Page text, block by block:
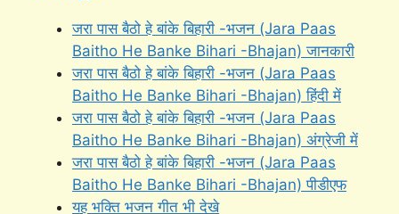
जरा पास बैठो हे बांके बिहारी -भजन (Jara Paas
Baitho He Banke Bihari -Bhajan) जानकारी
जरा पास बैठो हे बांके बिहारी -भजन (Jara Paas
Baitho He Banke Bihari -Bhajan) हिंदी में
जरा पास बैठो हे बांके बिहारी -भजन (Jara Paas
Baitho He Banke Bihari -Bhajan) अंग्रेजी में
जरा पास बैठो हे बांके बिहारी -भजन (Jara Paas
Baitho He Banke Bihari -Bhajan) पीडीएफ
यह भक्ति भजन गीत भी देखे